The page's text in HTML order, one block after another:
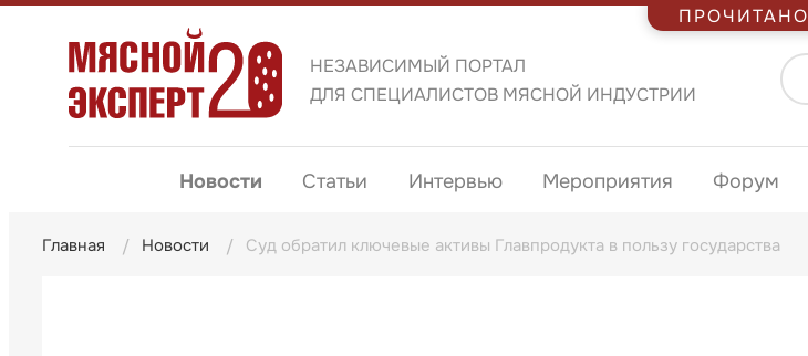
НЕЗАВИСИМЫЙ ПОРТАЛ
ДЛЯ СПЕЦИАЛИСТОВ МЯСНОЙ ИНДУСТРИИ
Новости Статьи Интервью Мероприятия Форум
Главная Новости Суд обратил ключевые активы Главпродукта в пользу государства
ПРОЧИТАНО